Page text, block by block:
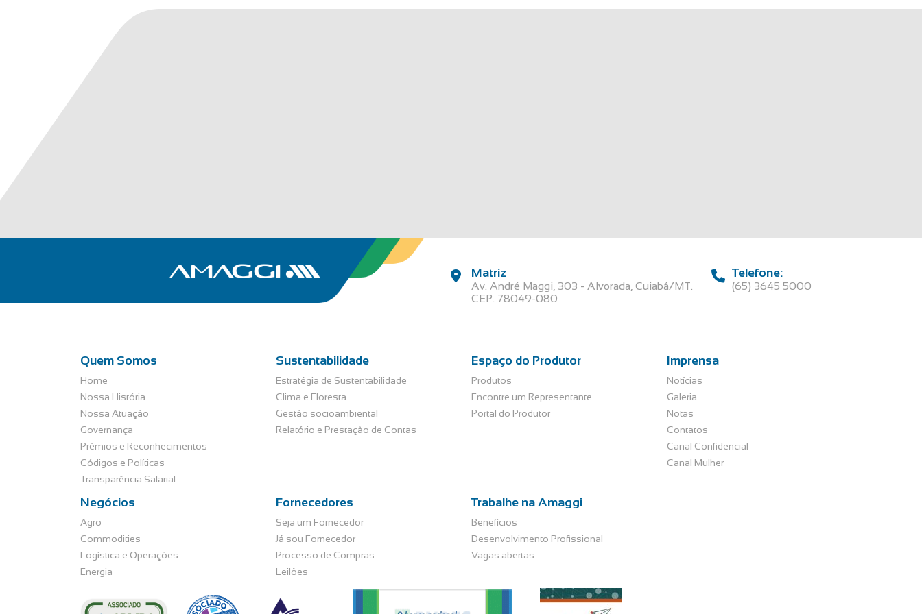
Matriz
Av. André Maggi, 303 - Alvorada, Cuiabá/MT.
CEP. 78049-080
Telefone:
(65) 3645 5000
Quem Somos
Home
Nossa História
Nossa Atuação
Governança
Prêmios e Reconhecimentos
Códigos e Políticas
Transparência Salarial
Sustentabilidade
Estratégia de Sustentabilidade
Clima e Floresta
Gestão socioambiental
Relatório e Prestação de Contas
Espaço do Produtor
Produtos
Encontre um Representante
Portal do Produtor
Imprensa
Notícias
Galeria
Notas
Contatos
Canal Confidencial
Canal Mulher
Negócios
Agro
Commodities
Logística e Operações
Energia
Fornecedores
Seja um Fornecedor
Já sou Fornecedor
Processo de Compras
Leilões
Trabalhe na Amaggi
Benefícios
Desenvolvimento Profissional
Vagas abertas